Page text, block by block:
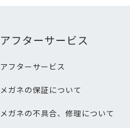
アフターサービス
アフターサービス
メガネの保証について
メガネの不具合、修理について